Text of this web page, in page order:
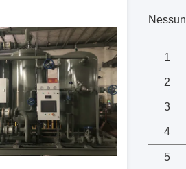
Nessun
1
2
3
4
5